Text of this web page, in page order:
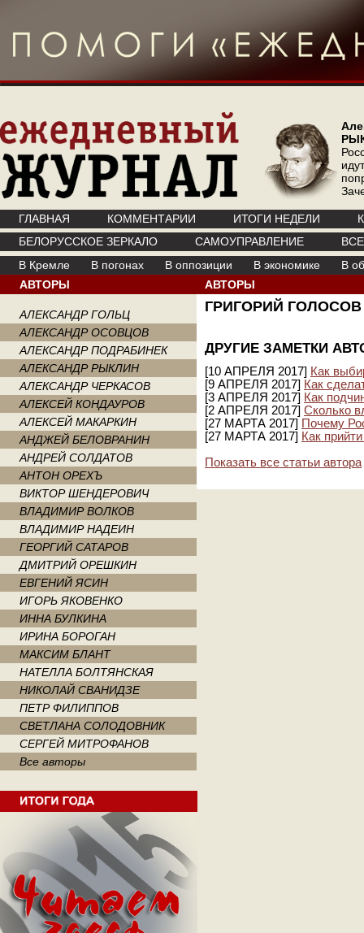
ГЛАВНАЯ КОММЕНТАРИИ ИТОГИ НЕДЕЛИ
БЕЛОРУССКОЕ ЗЕРКАЛО
САМОУПРАВЛЕНИЕ
В Кремле
В погонах В оппозиции В экономике
В
АВТОРЫ
АЛЕКСАНДР ГОЛЬЦ
АЛЕКСАНДР ОСОВЦОВ
АЛЕКСАНДР ПОДРАБИНЕК
АЛЕКСАНДР РЫКЛИН
АЛЕКСАНДР ЧЕРКАСОВ
АЛЕКСЕЙ КОНДАУРОВ
АЛЕКСЕЙ МАКАРКИН
АНДЖЕЙ БЕЛОВРАНИН
АНДРЕЙ СОЛДАТОВ
АНТОН ОРЕХЪ
ВИКТОР ШЕНДЕРОВИЧ
ВЛАДИМИР ВОЛКОВ
ВЛАДИМИР НАДЕИН
ГЕОРГИЙ САТАРОВ
ДМИТРИЙ ОРЕШКИН
ЕВГЕНИЙ ЯСИН
ИГОРЬ ЯКОВЕНКО
ИННА БУЛКИНА
ИРИНА БОРОГАН
МАКСИМ БЛАНТ
НАТЕЛЛА БОЛТЯНСКАЯ
НИКОЛАЙ СВАНИДЗЕ
ПЕТР ФИЛИППОВ
СВЕТЛАНА СОЛОДОВНИК
СЕРГЕЙ МИТРОФАНОВ
Все авторы
АВТОРЫ
ГРИГОРИЙ ГОЛОСОВ
ДРУГИЕ ЗАМЕТКИ
[10 АПРЕЛЯ 2017] Как
[9 АПРЕЛЯ 2017] Как
[3 АПРЕЛЯ 2017] Как
[2 АПРЕЛЯ 2017] Сколько
[27 МАРТА 2017] Почему
[27 МАРТА 2017] Как
Показать все статьи автора